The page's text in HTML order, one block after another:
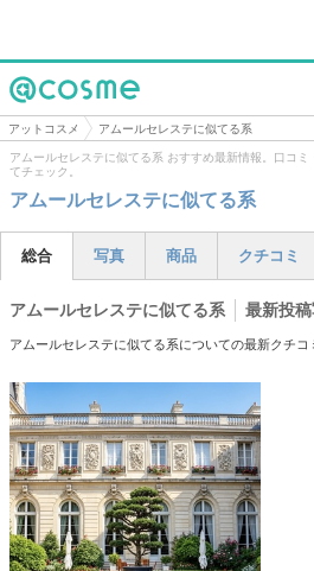
@cosme
アットコスメ アムールセレステに似てる系
アムールセレステに似てる系 おすすめ最新情報。口コ
てチェック。
アムールセレステに似てる系
総合 写真 商品 クチコミ
アムールセレステに似てる系 最新投
アムールセレステに似てる系についての最新クチコ